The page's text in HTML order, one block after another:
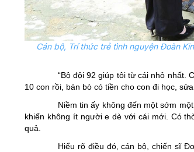
Cán bộ, Trí thức trẻ tình nguyện Đoàn
“Bộ đội 92 giúp tôi từ cái nhỏ nhất.
10 con rồi, bán bò có tiền cho con đi học,
Niềm tin ấy không đến một sớm
khiến không ít người e dè với cái mới. Có
quả.
Hiểu rõ điều đó, cán bộ, chiến sĩ